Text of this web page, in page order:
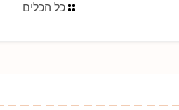
כל הכלים